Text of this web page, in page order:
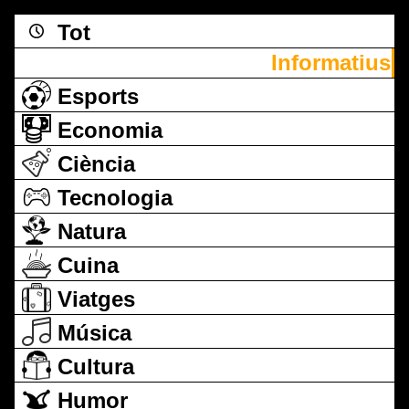
Tot
Informatius
Esports
Economia
Ciència
Tecnologia
Natura
Cuina
Viatges
Música
Cultura
Humor